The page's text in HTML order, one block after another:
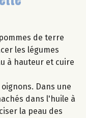
de terre
les légumes
à hauteur et cuire
Dans une
dans l'huile à
la peau des